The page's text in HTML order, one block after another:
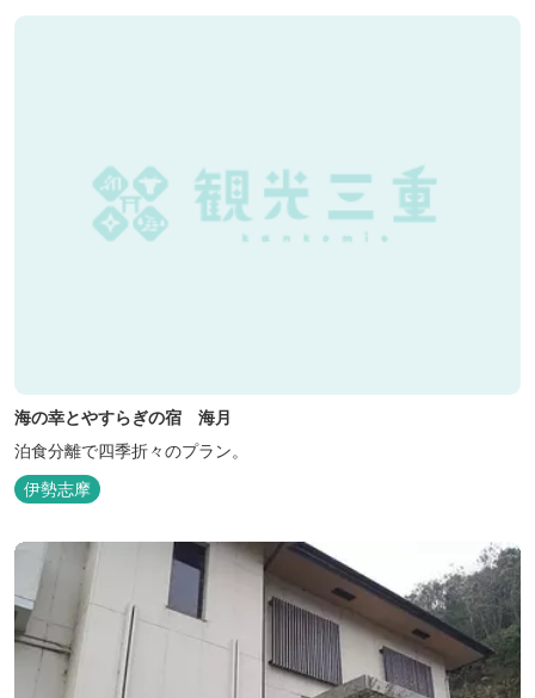
海の幸とやすらぎの宿 海月
泊食分離で四季折々のプラン。
伊勢志摩